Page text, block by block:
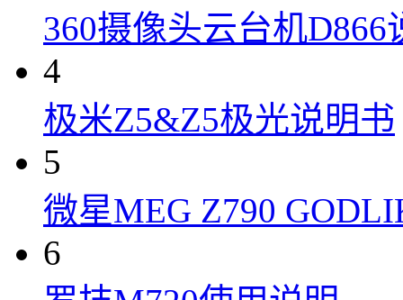
360摄像头云台机D866
4
极米Z5&Z5极光说明书
5
微星MEG Z790
6